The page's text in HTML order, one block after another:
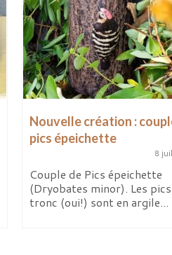
Nouvelle création :
pics épeichette
8
Couple de Pics épeichette
(Dryobates minor). Les
tronc (oui!) sont en argile...